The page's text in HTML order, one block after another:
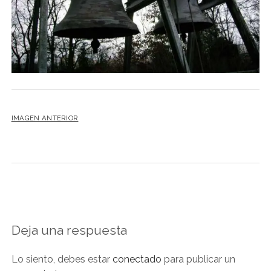
NOVELA GRÁFICA
BOOKTAG
NO FICCIÓN
LITERATURA INFANTIL Y JUVENIL
IMAGEN ANTERIOR
Deja una respuesta
Lo siento, debes estar conectado para publicar un